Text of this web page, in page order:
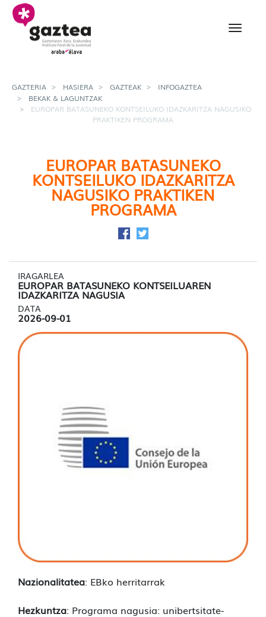
Eduki nagusira joan
Europar Batasuneko
GAZTERIA HASIERA GAZTEAK
INFOGAZTEA
BEKAK & LAGUNTZAK
EUROPAR BATASUNEKO KONTSEILUKO IDAZKARITZA NAGUSIKO
PRAKTIKEN PROGRAMA
EUROPAR BATASUNEKO
KONTSEILUKO IDAZKARITZA
NAGUSIKO PRAKTIKEN
PROGRAMA
Facebook-en partekatu
Twitter-en partekatu
IRAGARLEA
EUROPAR BATASUNEKO KONTSEILUAREN
IDAZKARITZA NAGUSIA
DATA
2026-09-01
Nazionalitatea: EBko herritarrak
Hezkuntza: Programa nagusia: unibertsitate-